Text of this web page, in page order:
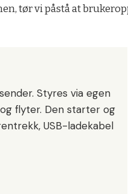
tør vi påstå at
Styres via egen
flyter. Den starter og
USB-ladekabel